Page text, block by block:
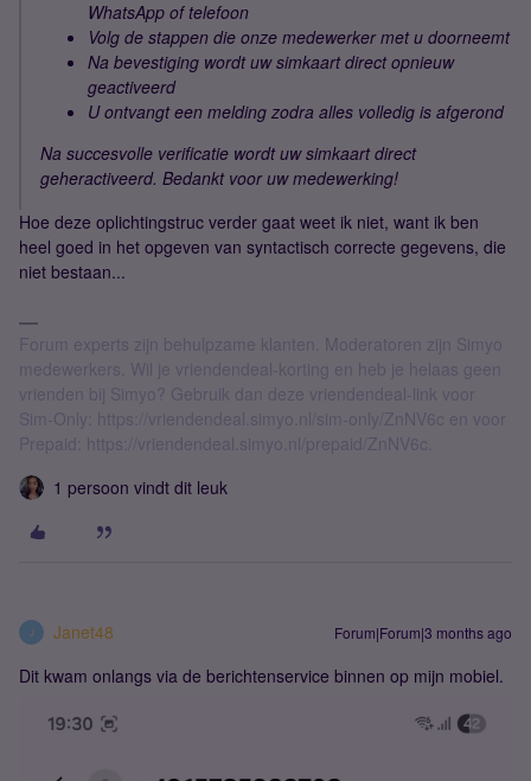
WhatsApp of telefoon
Volg de stappen die onze medewerker met u doorneemt
Na bevestiging wordt uw simkaart direct opnieuw
geactiveerd
U ontvangt een melding zodra alles volledig is afgerond
Na succesvolle verificatie wordt uw simkaart direct
geheractiveerd. Bedankt voor uw medewerking!
Hoe deze oplichtingstruc verder gaat weet ik niet, want ik ben
heel goed in het opgeven van syntactisch correcte gegevens, die
niet bestaan...
Forum experts zijn behulpzame klanten. Moderatoren zijn Simyo
medewerkers. Wil je vriendendeal-korting en heb je helaas geen
vrienden bij Simyo? Gebruik dan deze vriendendeal-link voor
Sim-Only: https://vriendendeal.simyo.nl/sim-only/ZnNV6c en voor
Prepaid: https://vriendendeal.simyo.nl/prepaid/ZnNV6c.
1 persoon vindt dit leuk
J Janet48 Forum|Forum|3 months ago
Dit kwam onlangs via de berichtenservice binnen op mijn mobiel.